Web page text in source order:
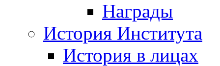
Награды
История Института
История в лицах